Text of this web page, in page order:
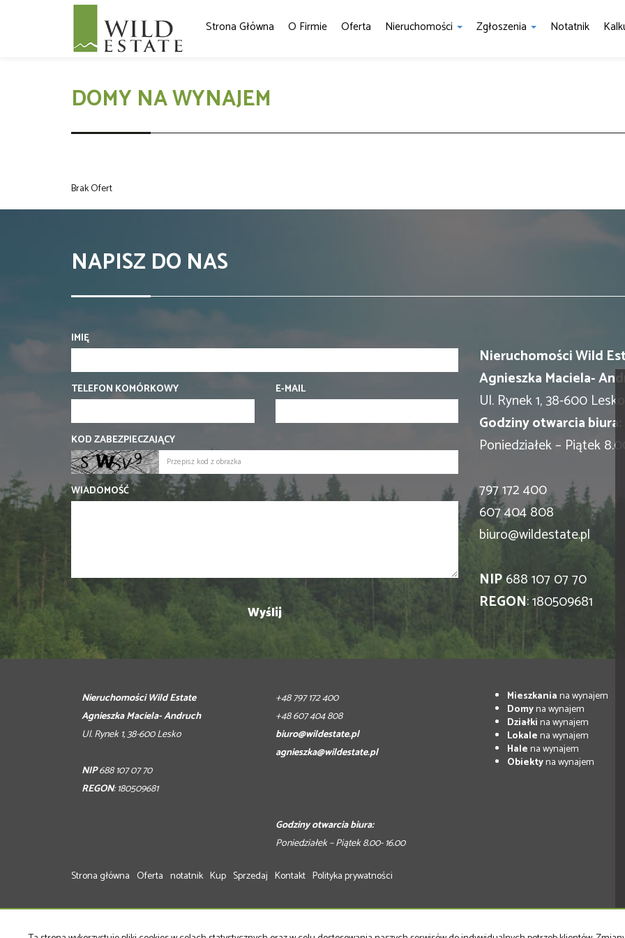
Strona Główna O Firmie Oferta Nieruchomości Zgłoszenia Notatnik
DOMY NA WYNAJEM
Brak Ofert
NAPISZ DO NAS
IMIĘ
TELEFON KOMÓRKOWY E-MAIL
KOD ZABEZPIECZAJĄCY
WIADOMOŚĆ
Nieruchomości Wild
Agnieszka Maciela-
Ul. Rynek 1, 38-600 Lesko
Godziny otwarcia biura:
Poniedziałek – Piątek
797 172 400
607 404 808
biuro@wildestate.pl
NIP688 107 07 70
REGON: 180509681
Nieruchomości Wild Estate
Agnieszka Maciela- Andruch
Ul. Rynek 1, 38-600 Lesko
NIP688 107 07 70
REGON: 180509681
+48 797 172 400
+48 607 404 808
biuro@wildestate.pl
agnieszka@wildestate.pl
Godziny otwarcia biura:
Poniedziałek – Piątek 8.00- 16.00
Mieszkaniana wynajem
Domyna wynajem
Działkina wynajem
Lokalena wynajem
Halena wynajem
Obiektyna wynajem
Strona główna Oferta notatnik Kup Sprzedaj Kontakt Polityka prywatności
Wild Estate 2026 Program dla biur nieruchomości Galactica Virgo